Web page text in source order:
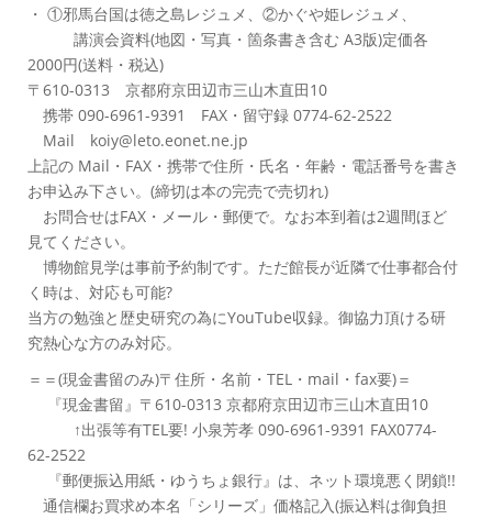
・ ①邪馬台国は徳之島レジュメ、②かぐや姫レジュメ、
講演会資料(地図・写真・箇条書き含む A3版)定価各
2000円(送料・税込)
〒610-0313 京都府京田辺市三山木直田10
携帯 090-6961-9391 FAX・留守録 0774-62-2522
Mail koiy@leto.eonet.ne.jp
上記の Mail・FAX・携帯で住所・氏名・年齢・電話番号を書き
お申込み下さい。(締切は本の完売で売切れ)
お問合せはFAX・メール・郵便で。なお本到着は2週間ほど
見てください。
博物館見学は事前予約制です。ただ館長が近隣で仕事都合付
く時は、対応も可能?
当方の勉強と歴史研究の為にYouTube収録。御協力頂ける研
究熱心な方のみ対応。
＝＝(現金書留のみ)〒住所・名前・TEL・mail・fax要)＝
『現金書留』〒610-0313 京都府京田辺市三山木直田10
↑出張等有TEL要! 小泉芳孝 090-6961-9391 FAX0774-
62-2522
『郵便振込用紙・ゆうちょ銀行』は、ネット環境悪く閉鎖!!
通信欄お買求め本名「シリーズ」価格記入(振込料は御負担